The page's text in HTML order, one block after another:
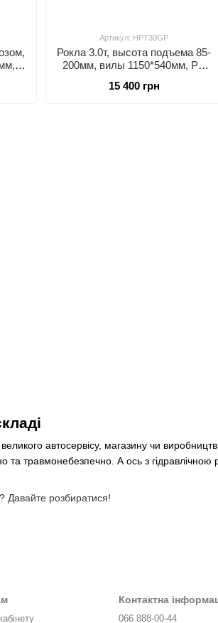
автосервісу, магазину чи
та травмонебезпечно. А ось з
Давайте розбиратися!
тиск у системі.
Артикул: HPT30GP
Рокла 3.0т, высота подъема 85-
200мм, вилы 1150*540мм, PU
15 400 грн
Контактна
066 888-00-44